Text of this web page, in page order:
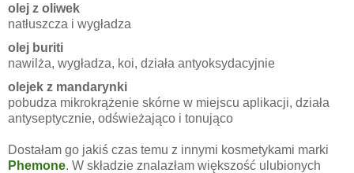
olej z oliwek
natłuszcza i wygładza
olej buriti
nawilża, wygładza, koi, działa antyoksydacyjnie
olejek z mandarynki
pobudza mikrokrążenie skórne w miejscu aplikacji, działa
antyseptycznie, odświeżająco i tonująco
Dostałam go jakiś czas temu z innymi kosmetykami marki
Phemone. W składzie znalazłam większość ulubionych